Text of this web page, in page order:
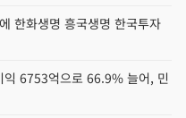
한화생명 흥국생명 한국투자
익 6753억으로 66.9% 늘어, 민